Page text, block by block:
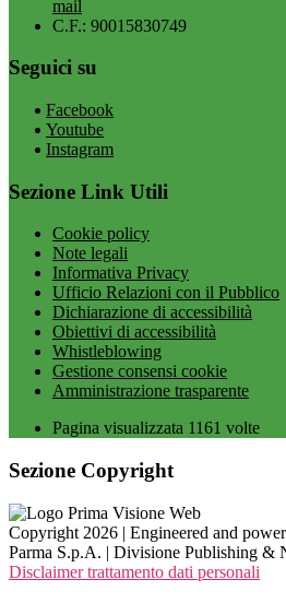
mail
C.F.: 90015830749
Seguici su
Facebook
Youtube
Instagram
Sezione Link Utili
Cookie policy
Note legali
Informativa Privacy
Ufficio Relazioni con il Pubblico
Dichiarazione di accessibilità
Obiettivi di accessibilità
Whistleblowing
Gestione consensi cookie
Amministrazione trasparente
Pagina visualizzata 1161 volte
Sezione Copyright
Copyright 2026 | Engineered and
Parma S.p.A. | Divisione Publishing &
Disclaimer trattamento dati personali